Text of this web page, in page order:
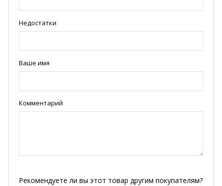
Недостатки
Ваше имя
Комментарий
Рекомендуете ли вы этот товар другим покупателям?